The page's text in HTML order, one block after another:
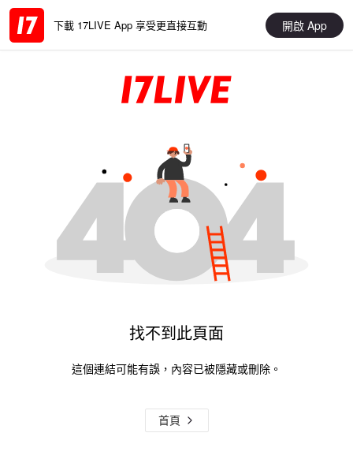
下載 17LIVE App 享受更直接互動 開啟 App
找不到此頁面
這個連結可能有誤，內容已被隱藏或刪除。
首頁